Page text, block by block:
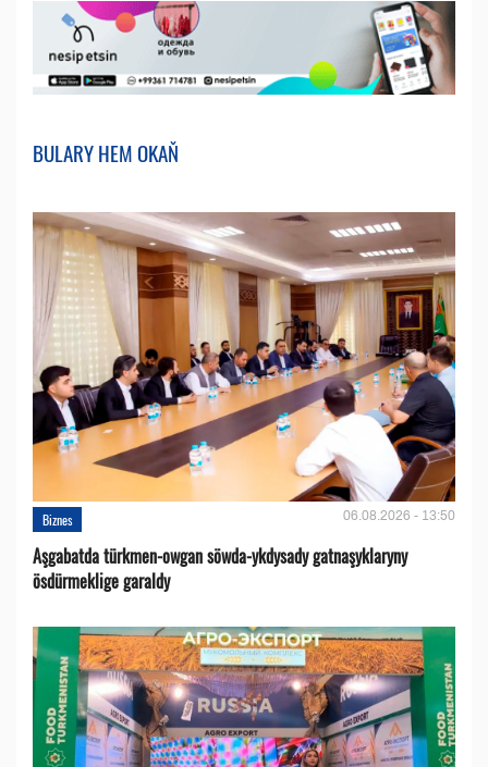
BULARY HEM OKAŇ
Biznes 06.08.2026 - 13:50
Aşgabatda türkmen-owgan söwda-ykdysady gatnaşyklaryny
ösdürmeklige garaldy